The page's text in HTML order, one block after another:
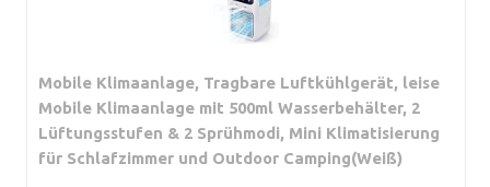
Mobile Klimaanlage, Tragbare Luftkühlgerät, leise
Mobile Klimaanlage mit 500ml Wasserbehälter, 2
Lüftungsstufen & 2 Sprühmodi, Mini Klimatisierung
für Schlafzimmer und Outdoor Camping(Weiß)